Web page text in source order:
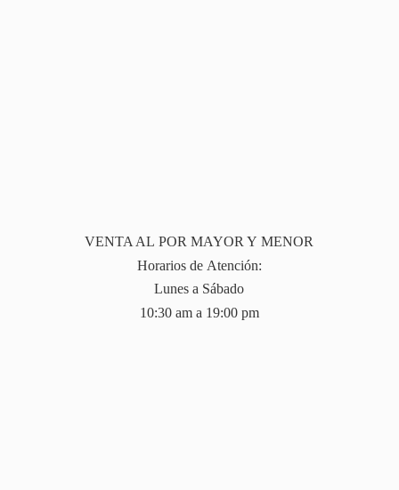
VENTA AL POR MAYOR Y MENOR
Horarios de Atención:
Lunes a Sábado
10:30 am a 19:00 pm